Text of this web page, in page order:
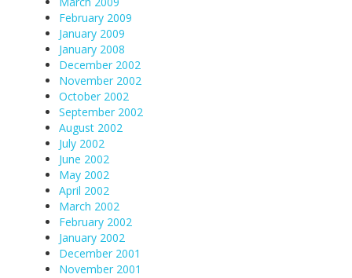
February 2009
January 2009
January 2008
December 2002
November 2002
October 2002
September 2002
August 2002
July 2002
June 2002
May 2002
April 2002
March 2002
February 2002
January 2002
December 2001
November 2001